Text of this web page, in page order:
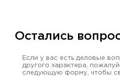
Остались
Если у вас есть деловые
другого характера,
следующую форму, чтобы